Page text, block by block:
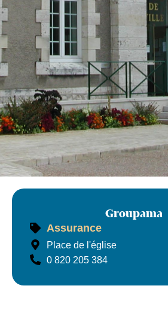
Groupama
Assurance
Place de l'église
0 820 205 384